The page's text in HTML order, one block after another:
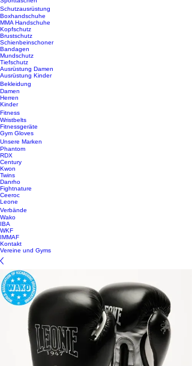
Schutzausrüstung
Boxhandschuhe
MMA Handschuhe
Kopfschutz
Brustschutz
Schienbeinschoner
Bandagen
Mundschutz
Tiefschutz
Ausrüstung Damen
Ausrüstung Kinder
Bekleidung
Damen
Herren
Kinder
Fitness
Wristbelts
Fitnessgeräte
Gym Gloves
Unsere Marken
Phantom
RDX
Century
Kwon
Twins
Danrho
Fightnature
Ceeroc
Leone
Verbände
Wako
IBA
WKF
IMMAF
Kontakt
Vereine und Gyms